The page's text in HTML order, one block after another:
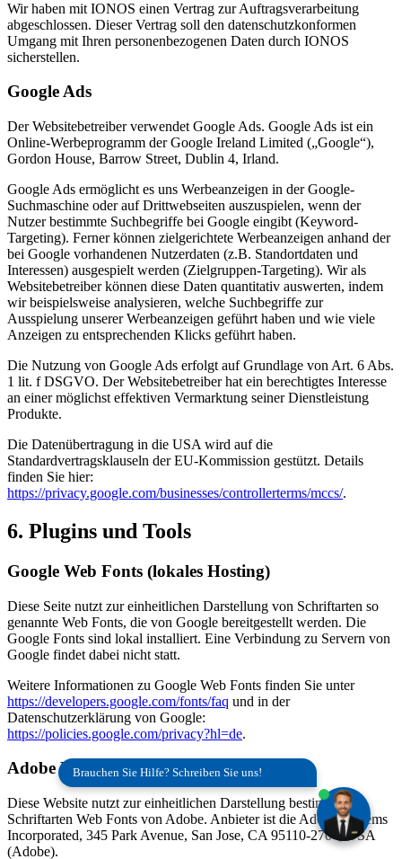
Wir haben mit IONOS einen Vertrag zur Auftragsverarbeitung
abgeschlossen. Dieser Vertrag soll den datenschutzkonformen
Umgang mit Ihren personenbezogenen Daten durch IONOS
sicherstellen.
Google Ads
Der Websitebetreiber verwendet Google Ads. Google Ads ist ein
Online-Werbeprogramm der Google Ireland Limited („Google“),
Gordon House, Barrow Street, Dublin 4, Irland.
Google Ads ermöglicht es uns Werbeanzeigen in der Google-
Suchmaschine oder auf Drittwebseiten auszuspielen, wenn der
Nutzer bestimmte Suchbegriffe bei Google eingibt (Keyword-
Targeting). Ferner können zielgerichtete Werbeanzeigen anhand der
bei Google vorhandenen Nutzerdaten (z.B. Standortdaten und
Interessen) ausgespielt werden (Zielgruppen-Targeting). Wir als
Websitebetreiber können diese Daten quantitativ auswerten, indem
wir beispielsweise analysieren, welche Suchbegriffe zur
Ausspielung unserer Werbeanzeigen geführt haben und wie viele
Anzeigen zu entsprechenden Klicks geführt haben.
Die Nutzung von Google Ads erfolgt auf Grundlage von Art. 6 Abs.
1 lit. f DSGVO. Der Websitebetreiber hat ein berechtigtes Interesse
an einer möglichst effektiven Vermarktung seiner Dienstleistung
Produkte.
Die Datenübertragung in die USA wird auf die
Standardvertragsklauseln der EU-Kommission gestützt. Details
finden Sie hier:
https://privacy.google.com/businesses/controllerterms/mccs/.
6. Plugins und Tools
Google Web Fonts (lokales Hosting)
Diese Seite nutzt zur einheitlichen Darstellung von Schriftarten so
genannte Web Fonts, die von Google bereitgestellt werden. Die
Google Fonts sind lokal installiert. Eine Verbindung zu Servern von
Google findet dabei nicht statt.
Weitere Informationen zu Google Web Fonts finden Sie unter
https://developers.google.com/fonts/faq und in der
Datenschutzerklärung von Google:
https://policies.google.com/privacy?hl=de.
Adobe Fonts
Diese Website nutzt zur einheitlichen Darstellung bestimmter
Schriftarten Web Fonts von Adobe. Anbieter ist die Adobe Systems
Incorporated, 345 Park Avenue, San Jose, CA 95110-2704, USA
(Adobe).
Brauchen Sie Hilfe? Schreiben Sie uns!